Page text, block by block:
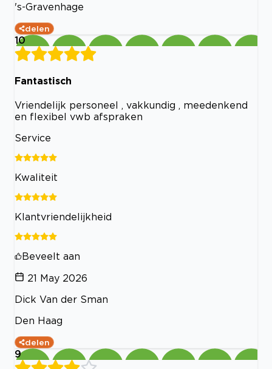
's-Gravenhage
delen
10
Fantastisch
Vriendelijk personeel , vakkundig , meedenkend
en flexibel vwb afspraken
Service
Kwaliteit
Klantvriendelijkheid
Beveelt aan
21 May 2026
Dick Van der Sman
Den Haag
delen
9